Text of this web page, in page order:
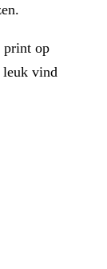
print op
leuk vind